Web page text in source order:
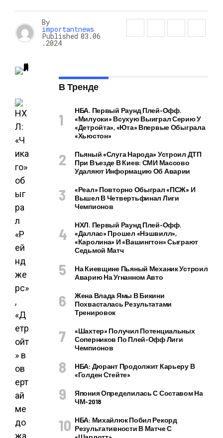
By
importantnews
Published 03.06
.2024
В Тренде
НБА. Первый Раунд Плей-Офф.
«Милуоки» Всухую Выиграл Серию У
«Детройта», «Юта» Впервые Обыграла
«Хьюстон»
Пьяный «слуга Народа» Устроил ДТП
При Въезде В Киев: СМИ Массово
Удаляют Информацию Об Аварии
«Реал» Повторно Обыграл «ПСЖ» И
Вышел В Четвертьфинал Лиги
Чемпионов
НХЛ. Первый Раунд Плей-Офф.
«Даллас» Прошел «Нэшвилл»,
«Каролина» И «Вашингтон» Сыграют
Седьмой Матч
На Киевщине Пьяный Механик Устроил
Аварию На Угнанном Авто
Жена Влада Ямы В Бикини
Похвасталась Результатами
Тренировок
«Шахтер» Получил Потенциальных
Соперников По Плей-Офф Лиги
Чемпионов
НБА: Дюрант Продолжит Карьеру В
«Голден Стейте»
Япония Определилась С Составом На
ЧМ-2018
НБА: Михайлюк Побил Рекорд
Результативности В Матче С